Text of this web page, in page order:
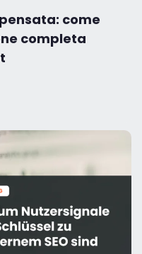
come
completa